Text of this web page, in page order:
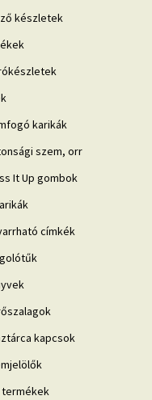
készletek
karikák
szem, orr
It Up gombok
címkék
kapcsok